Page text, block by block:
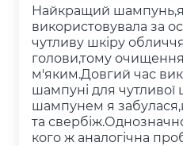
Найкращий
використовувала за
чутливу шкіру
голови,тому
м'яким.Довгий час
шампуні для чутливої
шампунем я
та
кого ж аналогічна